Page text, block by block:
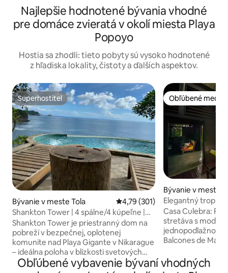
Najlepšie hodnotené bývania vhodné
pre domáce zvieratá v okolí miesta Playa
Popoyo
Hostia sa zhodli: tieto pobyty sú vysoko hodnotené
z hľadiska lokality, čistoty a ďalších aspektov.
Superhostiteľ
Superhostiteľ
Bývanie v meste Tola Priemerné ohodnotenie 4,79 z
4,79 (301)
Shankton Tower | 4 spálne/4 kúpeľne |
Klimatizácia | Veľkolepé výhľady
Shankton Tower je priestranný dom na
pobreží v bezpečnej, oplotenej
komunite nad Playa Gigante v Nikarague
– ideálna poloha v blízkosti svetových
surfových lokalít. Dom je navrhnutý pre
Obľúbené medzi
Obľúbené medzi
Bývanie v meste
l Sur
Elegantný
200mega a oceán
Casa Culebra:
stretáva s
jednopodlažnom
Balcones de
súkromnej
2 spálňami s
Obľúbené vybavenie bývaní vhodných